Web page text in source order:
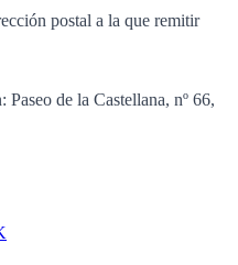
postal a la que remitir
de la Castellana, nº 66,